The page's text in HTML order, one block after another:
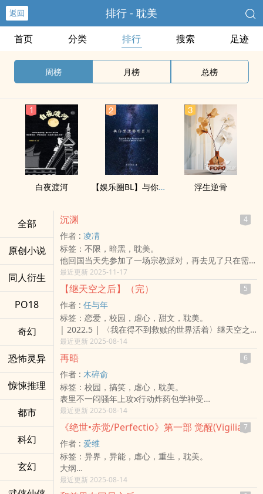
返回 排行 - 耽美
首页 分类 排行 搜索 足迹
周榜 月榜 总榜
白夜渡河 【娱乐圈BL】与你度过黎明星川 浮生逆骨
全部
原创小说
同人衍生
PO18
奇幻
恐怖灵异
惊悚推理
都市
科幻
玄幻
沉渊 4
作者 : 凌凊
标签：不限，暗黑，耽美。
他回国当天先参加了一场宗教派对，再去见了只在需要
时想起他的女人。
第二天，他穿上西装，接手了父亲的公司，一副度假的
姿态，说着：「请多指教。」
轻佻无谓的他，无法停止布局。自深渊来，也将捣毁深
渊。
职场到情场，兄弟和家族。不为复仇，只求一个结果。
_____
0831书封：自制。以安卓版应用程式「爱笔思画」
制。
0713书封：ChatGPT绘。
最近更新 2025-11-17
【继天空之后】（完） 5
作者 : 任与年
标签：恋爱，校园，虐心，甜文，耽美。
| 2022.5 | 〈我在得不到救赎的世界活着〉继天空之
后
◈Year./BL
患忧郁症可爱系少年X控制欲强美少年少爷X公司总裁
兼‎炮‌‎友‎‍
「我爱着一个人，而那个人我无缘碰触。」
胥黎得了忧郁症，家里唯一一个值钱的钢琴是他十二年
来唯一的伙伴。
直到他再度遇见了他，才赫然回想起那些年他们曾经一
起度过的青春。
但那个黑暗的网是他永远无法突破的城墙，他愤怒、他
撞击、他不断摧毁自己，只为了让自己能再度坦然接受
自己，与爱着他的那个人。
「我在得不到救赎的世界活着。既然无法一同死去，但
最近更新 2025-08-14
再晤 6
作者 : 木碎俞
标签：校园，搞笑，虐心，耽美。
表里不一闷骚年上攻x行动炸药包学神受
程准x穆玖
17岁的冬,现在与你重逢，像一场久违的大雪。
远的刚好,痛的刚好
➴➵➶➴➵➶➴➵➶➴➵➶➴➵➶➴➵➶
冬末，本该是两人窝在被窝里取暖的时节，
可那个被窝，已经空了整整七年。
再次见面时，那些藏在骨缝里的青涩好像又回来了——
最近更新 2025-08-14
《绝世•赤觉/Perfectio》第一部 觉醒(Vigilia)7
作者 : 爱维
标签：异界，异能，虐心，重生，耽美。
大纲
在这广袤的宇宙外 有着一名自始的存在 TA没有过去 没
有性别 有着永生的寿命 能洞悉一切 无所不能 是宇宙
最近更新 2025-08-14